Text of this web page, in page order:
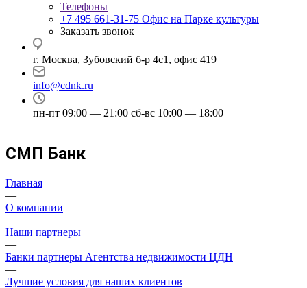
Телефоны
+7 495 661-31-75 Офис на Парке культуры
Заказать звонок
г. Москва, Зубовский б-р 4с1, офис 419
info@cdnk.ru
пн-пт 09:00 — 21:00 сб-вс 10:00 — 18:00
СМП Банк
Главная
—
О компании
—
Наши партнеры
—
Банки партнеры Агентства недвижимости ЦДН
—
Лучшие условия для наших клиентов